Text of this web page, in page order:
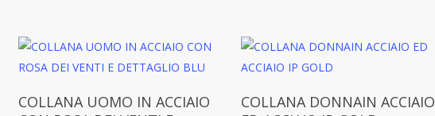
Aggiungi Al Carrello
COLLANA UOMO IN ACCIAIO
Aggiungi Al Carrello
COLLANA DONNAIN ACCIAIO